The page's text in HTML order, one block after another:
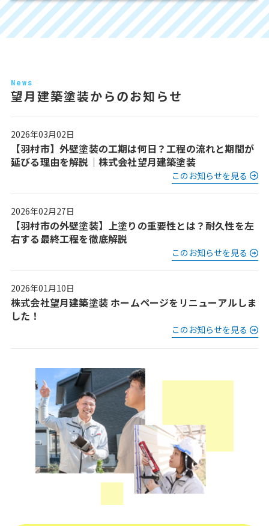
News
望月建築塗装からのお知らせ
2026年03月02日
【羽村市】外壁塗装の工期は何日？工程の流れと期間が
延びる理由を解説｜株式会社望月建築塗装
このお知らせを見る
2026年02月27日
【羽村市の外壁塗装】上塗りの重要性とは？耐久性を左
右する最終工程を徹底解説
このお知らせを見る
2026年01月10日
株式会社望月建築塗装 ホームページをリニューアルしま
した！
このお知らせを見る